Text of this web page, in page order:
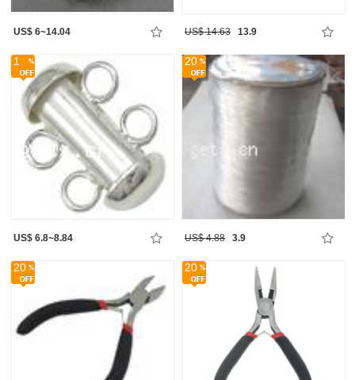
US$ 6~14.04 US$ 14.63 13.9
1
US$ 6.8~8.84
20
US$ 4.88 3.9
20 20